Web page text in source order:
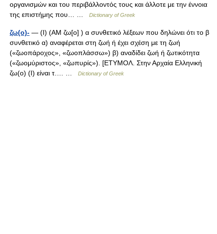
οργανισμών και του περιβάλλοντός τους και άλλοτε με την έννοια
της επιστήμης που… …
Dictionary of Greek
ζω(ο)- — (I) (AM ζω[ο] ) α συνθετικό λέξεων που δηλώνει ότι το β
συνθετικό α) αναφέρεται στη ζωή ή έχει σχέση με τη ζωή
(«ζωοπάροχος», «ζωοπλάσσω») β) αναδίδει ζωή ή ζωτικότητα
(«ζωομύριστος», «ζωπυρίς»). [ΕΤΥΜΟΛ. Στην Αρχαία Ελληνική
ζω(ο) (Ι) είναι τ.… …
Dictionary of Greek